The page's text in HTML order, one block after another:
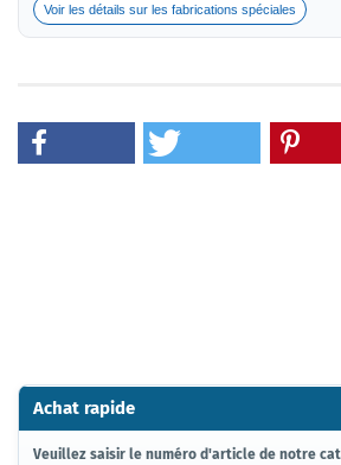
Voir les détails sur les fabrications spéciales
Achat rapide
VEUILLEZ
Veuillez saisir le numéro d'article de notre